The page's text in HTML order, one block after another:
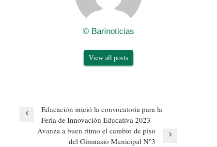
© Barinoticias
View all posts
Navegación
entradas
Previous
Educación inició la convocatoria para la
Feria de Innovación Educativa 2023
Avanza a buen ritmo el cambio de piso
del Gimnasio Municipal N°3